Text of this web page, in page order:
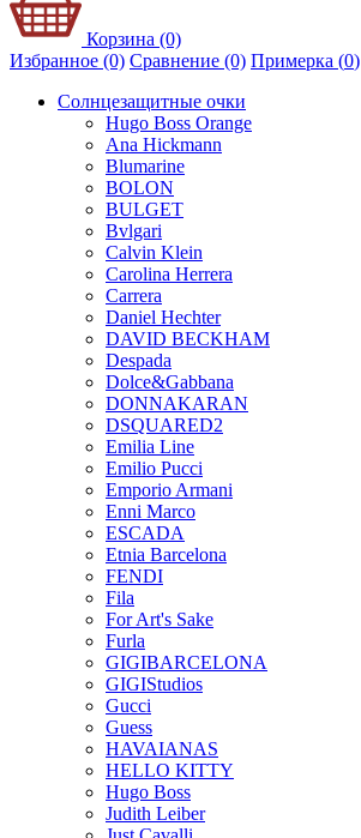
Корзина (0)
Избранное (0) Сравнение (0) Примерка (0)
Солнцезащитные очки
Hugo Boss Orange
Ana Hickmann
Blumarine
BOLON
BULGET
Bvlgari
Calvin Klein
Carolina Herrera
Carrera
Daniel Hechter
DAVID BECKHAM
Despada
Dolce&Gabbana
DONNAKARAN
DSQUARED2
Emilia Line
Emilio Pucci
Emporio Armani
Enni Marco
ESCADA
Etnia Barcelona
FENDI
Fila
For Art's Sake
Furla
GIGIBARCELONA
GIGIStudios
Gucci
Guess
HAVAIANAS
HELLO KITTY
Hugo Boss
Judith Leiber